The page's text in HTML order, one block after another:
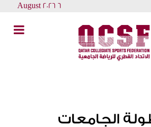
6 August 2026
الجامعات